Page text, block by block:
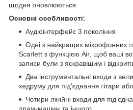
щодня оновлюються.
Основні особливості:
Аудіоінтерфейс 3 покоління
Одні з найкращих мікрофонних
Scarlett з функцією Air, щоб ваші
записи були з яскравішим і
Два інструментальні входи з
хедруму для під'єднання гітари
Чотири лінійні входи для
драм-машин та іншого